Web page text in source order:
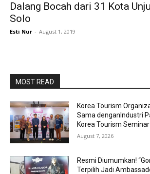
Dalang Bocah dari 31 Kota
Solo
Esti Nur - August 1, 2019
MOST READ
Korea Tourism
Sama denganIndustri
Korea Tourism
August 7, 2026
Resmi Diumumkan!
Terpilih Jadi